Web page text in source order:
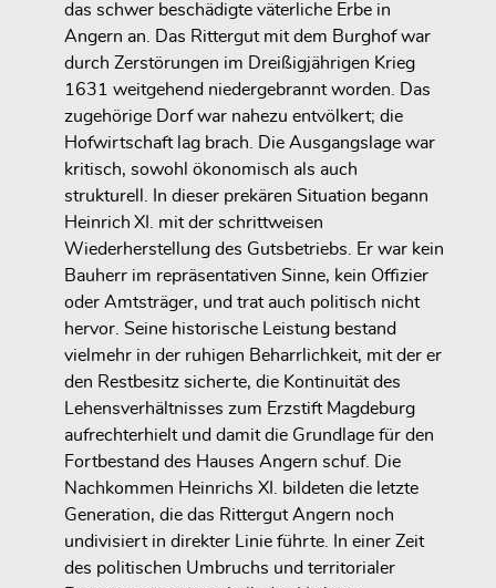
das schwer beschädigte väterliche Erbe in
Angern an. Das Rittergut mit dem Burghof war
durch Zerstörungen im Dreißigjährigen Krieg
1631 weitgehend niedergebrannt worden. Das
zugehörige Dorf war nahezu entvölkert; die
Hofwirtschaft lag brach. Die Ausgangslage war
kritisch, sowohl ökonomisch als auch
strukturell. In dieser prekären Situation begann
Heinrich XI. mit der schrittweisen
Wiederherstellung des Gutsbetriebs . Er war kein
Bauherr im repräsentativen Sinne, kein Offizier
oder Amtsträger, und trat auch politisch nicht
hervor. Seine historische Leistung bestand
vielmehr in der ruhigen Beharrlichkeit, mit der er
den Restbesitz sicherte, die Kontinuität des
Lehensverhältnisses zum Erzstift Magdeburg
aufrechterhielt und damit die Grundlage für den
Fortbestand des Hauses Angern schuf. Die
Nachkommen Heinrichs XI. bildeten die letzte
Generation, die das Rittergut Angern noch
undivisiert in direkter Linie führte. In einer Zeit
des politischen Umbruchs und territorialer